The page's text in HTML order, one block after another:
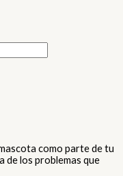
como parte de tu
de los problemas que